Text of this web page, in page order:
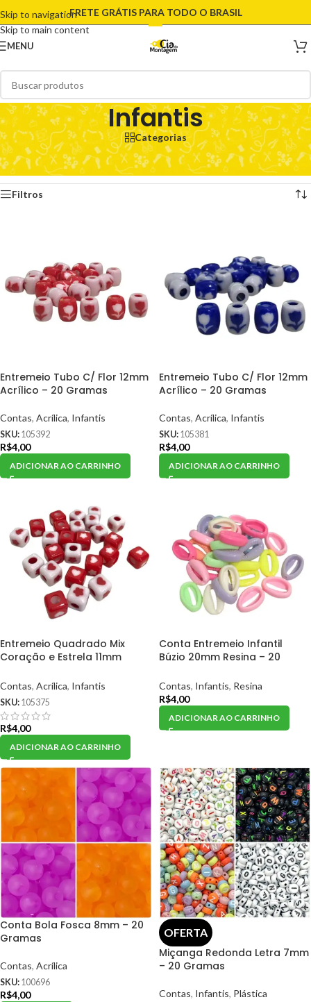
Skip to navigation
Skip to main content
FRETE GRÁTIS PARA TODO O BRASIL
MENU
Infantis
Categorias
Início
/Produtos marcados com a tag “Infantis”
Exibindo 1–12 de 286 resultados
Filtros
Entremeio Tubo C/ Flor 12mm
Acrílico – 20 Gramas
Contas, Acrílica, Infantis
SKU: 105392
R$4,00
ADICIONAR AO CARRINHO
Entremeio Tubo C/ Flor 12mm
Acrílico – 20 Gramas
Contas, Acrílica, Infantis
SKU: 105381
R$4,00
ADICIONAR AO CARRINHO
Entremeio Quadrado Mix
Coração e Estrela 11mm
Contas, Acrílica, Infantis
SKU: 105375
R$4,00
ADICIONAR AO CARRINHO
Conta Entremeio Infantil
Búzio 20mm Resina – 20
Contas, Infantis, Resina
R$4,00
ADICIONAR AO CARRINHO
Conta Bola Fosca 8mm – 20
Gramas
Contas, Acrílica
SKU: 100696
R$4,00
OFERTA
Miçanga Redonda Letra 7mm
– 20 Gramas
Contas, Infantis, Plástica